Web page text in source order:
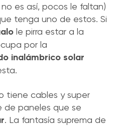
es así, pocos le faltan)
tenga uno de estos. Si
le pirra estar a la
por la
inalámbrico solar
tiene cables y super
de paneles que se
. La fantasía suprema de